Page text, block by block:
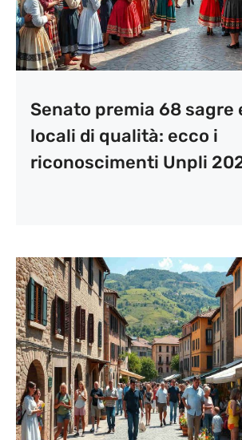
Senato premia 68 sagre
locali di qualità: ecco i
riconoscimenti Unpli